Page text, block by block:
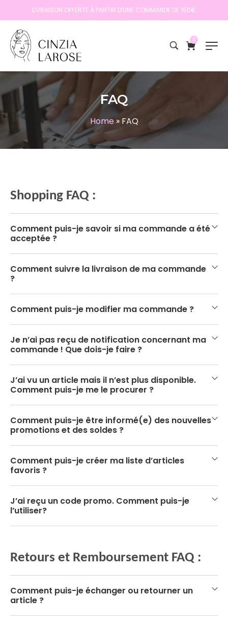
LIVRAISON OFFERTE À PARTIR D'UNE COMMANDE DE 150€
0
FAQ
Home» FAQ
Shopping FAQ :
Comment puis-je savoir si ma commande a été
acceptée ?
Comment suivre la livraison de ma commande
?
Comment puis-je modifier ma commande ?
Je n’ai pas reçu de notification concernant ma
commande ! Que dois-je faire ?
J’ai vu un article mais il n’est plus disponible.
Comment puis-je me le procurer ?
Comment puis-je être informé(e) des nouvelles
promotions et des soldes ?
Comment puis-je créer ma liste d’articles
favoris ?
J’ai reçu un code promo. Comment puis-je
l’utiliser?
Retours et Remboursement FAQ :
Comment puis-je échanger ou retourner un
article ?